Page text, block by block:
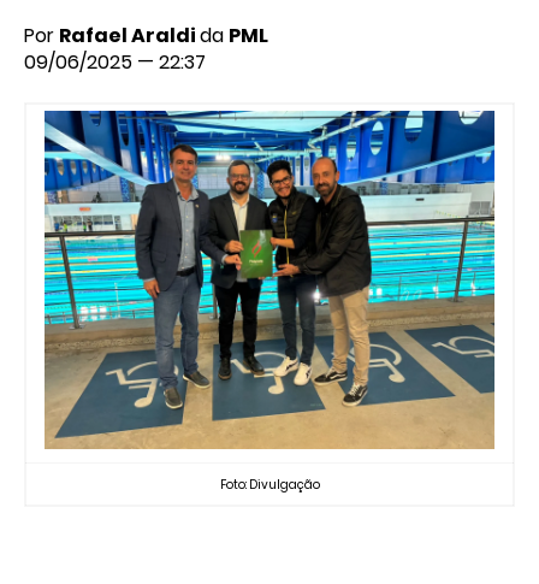
Por Rafael Araldida PML
09/06/2025 — 22:37
Foto: Divulgação